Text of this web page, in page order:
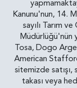
Kanunu'nun, 14.
sayılı Tarım
Müdürlüğü'nün
Tosa, Dogo
American
sitemizde satışı,
takası veya